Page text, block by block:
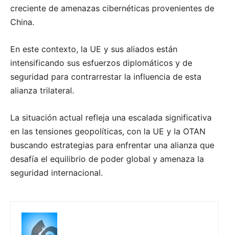
creciente de amenazas cibernéticas provenientes de
China.
En este contexto, la UE y sus aliados están
intensificando sus esfuerzos diplomáticos y de
seguridad para contrarrestar la influencia de esta
alianza trilateral.
La situación actual refleja una escalada significativa
en las tensiones geopolíticas, con la UE y la OTAN
buscando estrategias para enfrentar una alianza que
desafía el equilibrio de poder global y amenaza la
seguridad internacional.